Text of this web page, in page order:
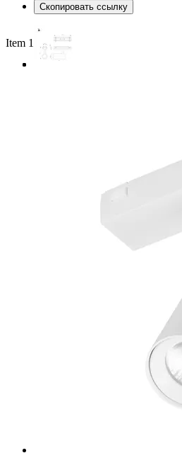
Скопировать ссылку
Item 1 of 3